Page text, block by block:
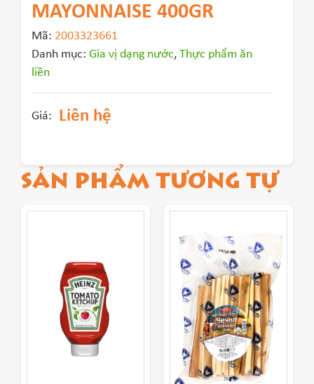
MAYONNAISE 400GR
Mã: 2003323661
Danh mục: Gia vị dạng nước, Thực phẩm ăn
liền
Giá: Liên hệ
SẢN PHẨM TƯƠNG TỰ